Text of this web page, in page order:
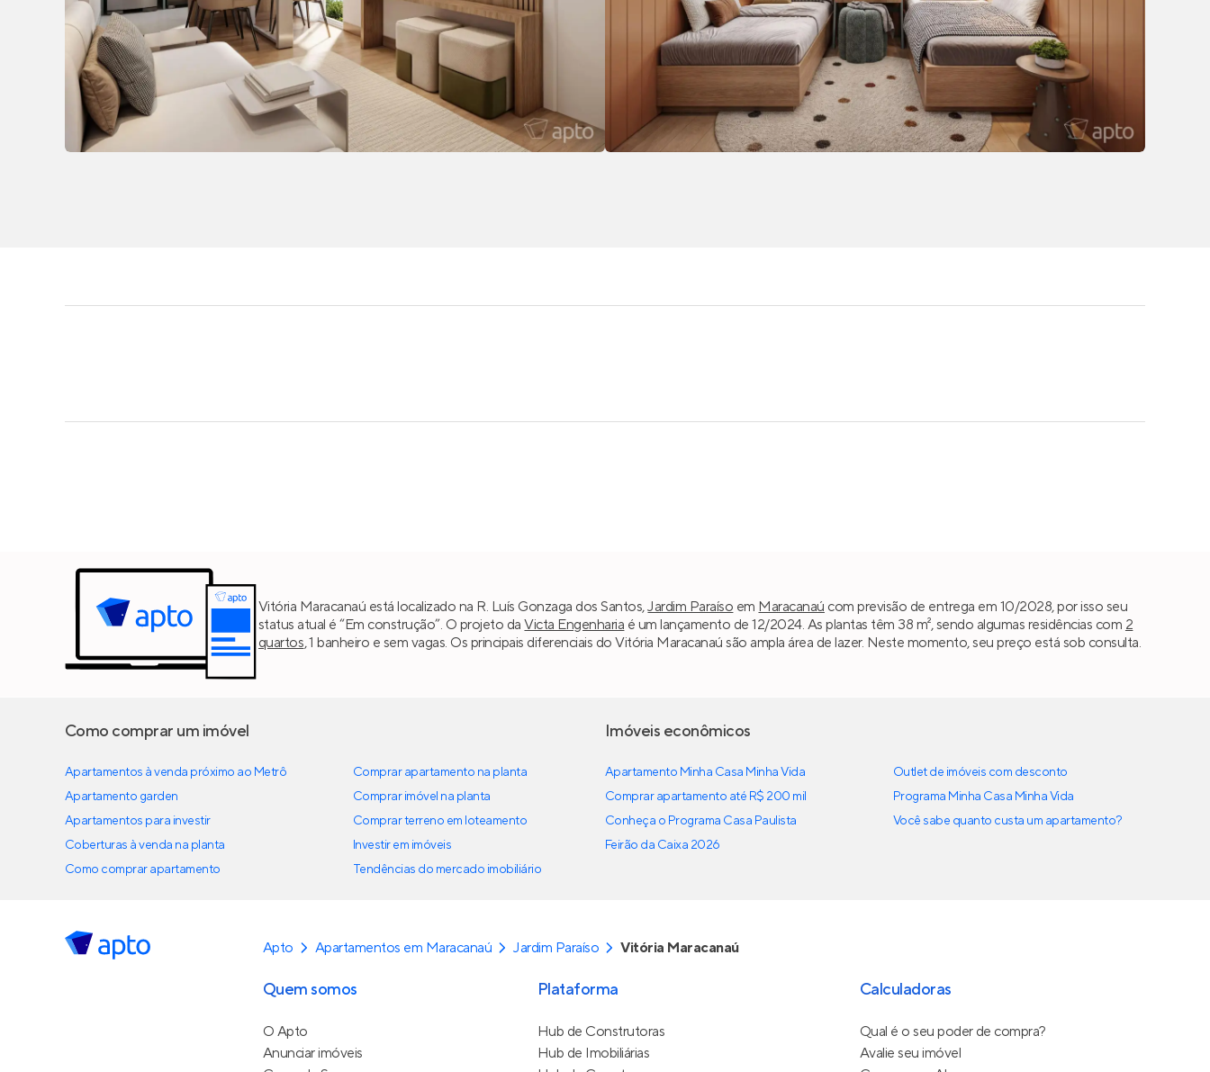
Vitória Maracanaú está localizado na R. Luís Gonzaga dos Santos,Jardim Paraíso em Maracanaú com previsão de entrega em 10/2028, por isso seu
status atual é “Em construção”. O projeto daVicta Engenharia é um lançamento de 12/2024. As plantas têm 38 m², sendo algumas residências com 2
quartos, 1 banheiro e sem vagas. Os principais diferenciais do Vitória Maracanaú são ampla área de lazer. Neste momento, seu preço está sob consulta.
Como comprar um imóvel
Apartamentos à venda próximo ao Metrô
Apartamento garden
Apartamentos para investir
Coberturas à venda na planta
Como comprar apartamento
Comprar apartamento na planta
Comprar imóvel na planta
Comprar terreno em loteamento
Investir em imóveis
Tendências do mercado imobiliário
Imóveis econômicos
Apartamento Minha Casa Minha Vida
Comprar apartamento até R$ 200 mil
Conheça o Programa Casa Paulista
Feirão da Caixa 2026
Outlet de imóveis com desconto
Programa Minha Casa Minha Vida
Você sabe quanto custa um apartamento?
Apto Apartamentos em Maracanaú Jardim Paraíso Vitória Maracanaú
Quem somos
O Apto
Anunciar imóveis
Plataforma
Hub de Construtoras
Hub de Imobiliárias
Calculadoras
Qual é o seu poder de compra?
Avalie seu imóvel